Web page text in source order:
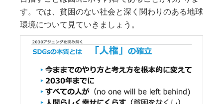
す。では、貧困のない社会と深く関わりのある地球
環境について見ていきましょう。